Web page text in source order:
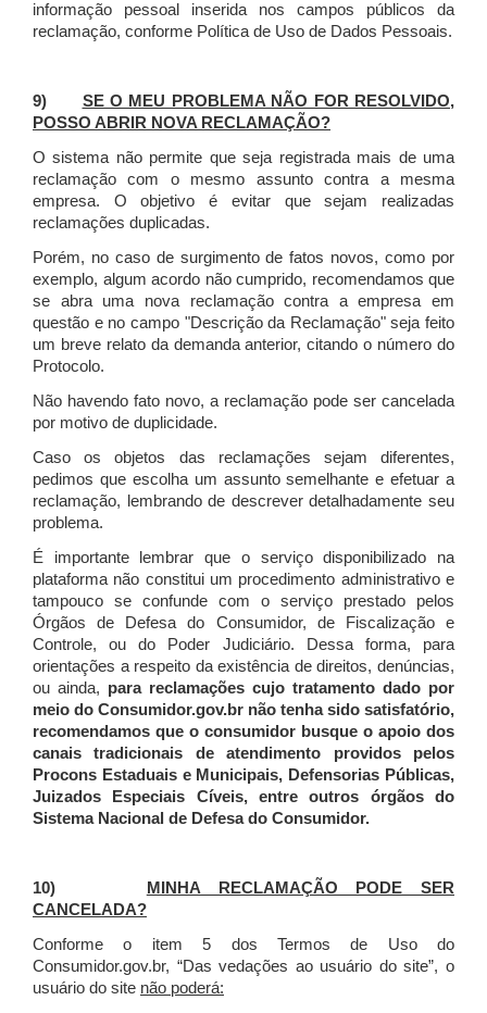
informação pessoal inserida nos campos públicos da
reclamação, conforme Política de Uso de Dados Pessoais.
9) SE O MEU PROBLEMA NÃO FOR RESOLVIDO,
POSSO ABRIR NOVA RECLAMAÇÃO?
O sistema não permite que seja registrada mais de uma
reclamação com o mesmo assunto contra a mesma
empresa. O objetivo é evitar que sejam realizadas
reclamações duplicadas.
Porém, no caso de surgimento de fatos novos, como por
exemplo, algum acordo não cumprido, recomendamos que
se abra uma nova reclamação contra a empresa em
questão e no campo "Descrição da Reclamação" seja feito
um breve relato da demanda anterior, citando o número do
Protocolo.
Não havendo fato novo, a reclamação pode ser cancelada
por motivo de duplicidade.
Caso os objetos das reclamações sejam diferentes,
pedimos que escolha um assunto semelhante e efetuar a
reclamação, lembrando de descrever detalhadamente seu
problema.
É importante lembrar que o serviço disponibilizado na
plataforma não constitui um procedimento administrativo e
tampouco se confunde com o serviço prestado pelos
Órgãos de Defesa do Consumidor, de Fiscalização e
Controle, ou do Poder Judiciário. Dessa forma, para
orientações a respeito da existência de direitos, denúncias,
ou ainda, para reclamações cujo tratamento dado por
meio do Consumidor.gov.br não tenha sido satisfatório,
recomendamos que o consumidor busque o apoio dos
canais tradicionais de atendimento providos pelos
Procons Estaduais e Municipais, Defensorias Públicas,
Juizados Especiais Cíveis, entre outros órgãos do
Sistema Nacional de Defesa do Consumidor.
10)
MINHA RECLAMAÇÃO PODE SER
CANCELADA?
Conforme o item 5 dos Termos de Uso do
Consumidor.gov.br, “Das vedações ao usuário do site”, o
usuário do site não poderá: